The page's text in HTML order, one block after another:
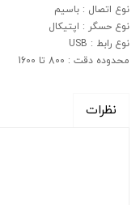
نوع اتصال : باسیم
نوع حسگر : اپتیکال
نوع رابط : USB
محدوده دقت : 800 تا 1600
نظرات